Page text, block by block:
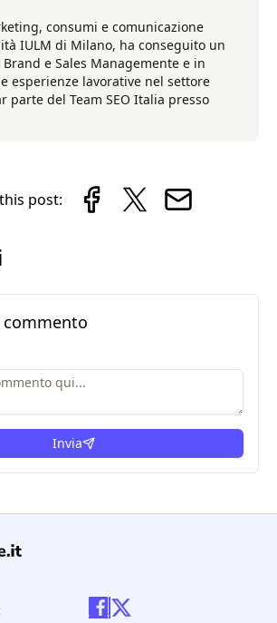
consumi e comunicazione
IULM di Milano, ha conseguito un
e Sales Managemente e in
esperienze lavorative nel settore
parte del Team SEO Italia presso
post:
Invia